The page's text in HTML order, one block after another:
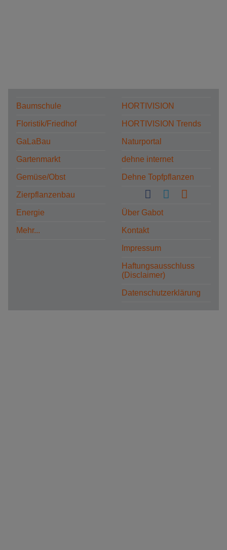
Baumschule
Floristik/Friedhof
GaLaBau
Gartenmarkt
Gemüse/Obst
Zierpflanzenbau
Energie
Mehr...
HORTIVISION
HORTIVISION Trends
Naturportal
dehne internet
Dehne Topfpflanzen
Über Gabot
Kontakt
Impressum
Haftungsausschluss
(Disclaimer)
Datenschutzerklärung